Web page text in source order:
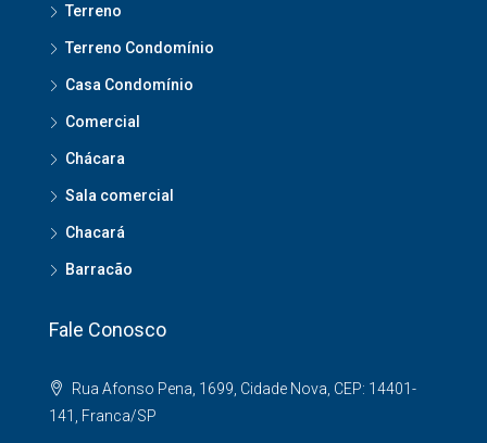
Terreno
Terreno Condomínio
Casa Condomínio
Comercial
Chácara
Sala comercial
Chacará
Barracão
Fale Conosco
Rua Afonso Pena, 1699, Cidade Nova, CEP: 14401-
141, Franca/SP